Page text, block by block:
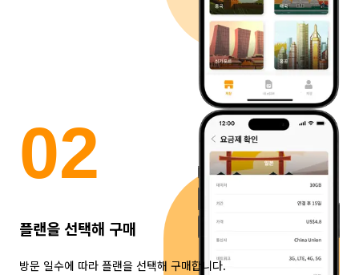
02
플랜을 선택해 구매
방문 일수에 따라 플랜을 선택해 구매합니다.